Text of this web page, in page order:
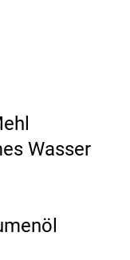
Wasser